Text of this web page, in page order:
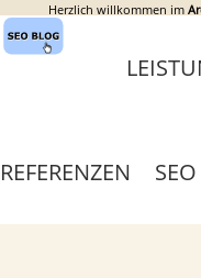
Herzlich willkommen im
REFERENZEN